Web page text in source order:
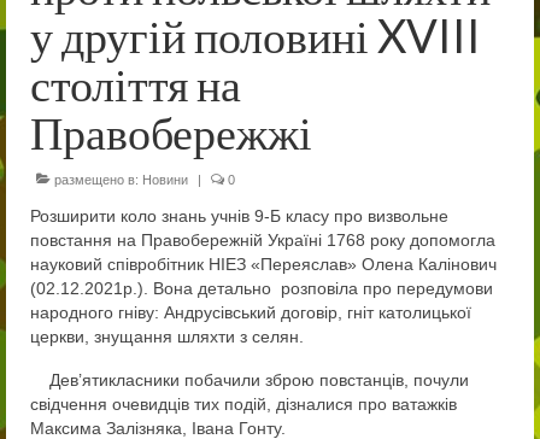
Дошка пошани
Наші нагороди
Військово-спортивна робота
Новини
Публічно
Нормативні документи ліцею
Працівники
у другій половині XVIII
століття на
Правобережжі
размещено в: Новини | 0
Розширити коло знань учнів 9-Б класу про визвольне
повстання на Правобережній Україні 1768 року допомогла
науковий співробітник НІЕЗ «Переяслав» Олена Калінович
(02.12.2021р.). Вона детально розповіла про передумови
народного гніву: Андрусівський договір, гніт католицької
церкви, знущання шляхти з селян.
Дев’ятикласники побачили зброю повстанців, почули
свідчення очевидців тих подій, дізналися про ватажків
Максима Залізняка, Івана Гонту.